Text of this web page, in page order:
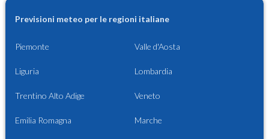
Previsioni meteo per le regioni italiane
Piemonte Valle d'Aosta
Liguria Lombardia
Trentino Alto Adige Veneto
Emilia Romagna Marche